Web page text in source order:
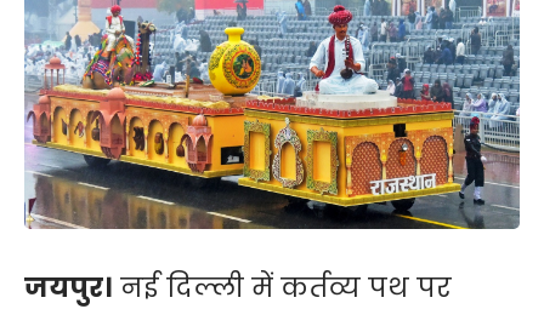
जयपुर। नई दिल्ली में कर्तव्य पथ पर